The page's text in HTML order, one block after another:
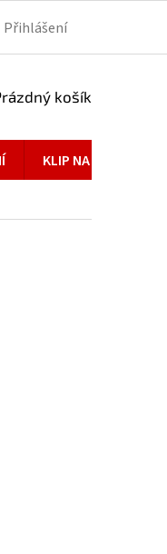
Přihlášení
košík
KLIP NA BRÝLE